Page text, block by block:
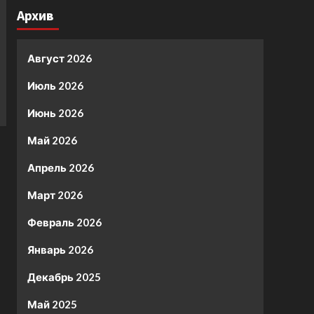
Архив
Август 2026
Июль 2026
Июнь 2026
Май 2026
Апрель 2026
Март 2026
Февраль 2026
Январь 2026
Декабрь 2025
Май 2025